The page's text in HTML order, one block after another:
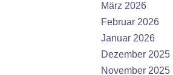
März 2026
Februar 2026
Januar 2026
Dezember 2025
November 2025